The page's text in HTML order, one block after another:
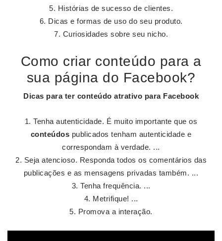
Histórias de sucesso de clientes.
Dicas e formas de uso do seu produto.
Curiosidades sobre seu nicho.
Como criar conteúdo para a
sua página do Facebook?
Dicas para ter conteúdo atrativo para Facebook
Tenha autenticidade. É muito importante que os
conteúdos publicados tenham autenticidade e
correspondam à verdade. ...
Seja atencioso. Responda todos os comentários das
publicações e as mensagens privadas também. ...
Tenha frequência. ...
Metrifique! ...
Promova a interação.